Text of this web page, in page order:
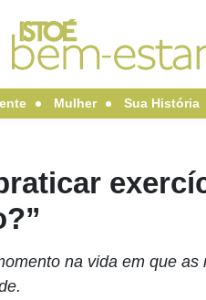
Mulher Sua História
na vida em que